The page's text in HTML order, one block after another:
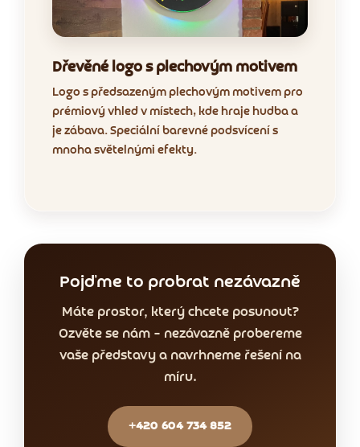
Dřevěné logo s plechovým motivem
Logo s předsazeným plechovým motivem pro
prémiový vhled v místech, kde hraje hudba a
je zábava. Speciální barevné podsvícení s
mnoha světelnými efekty.
Pojďme to probrat nezávazně
Máte prostor, který chcete posunout?
Ozvěte se nám – nezávazně probereme
vaše představy a navrhneme řešení na
míru.
+420 604 734 852